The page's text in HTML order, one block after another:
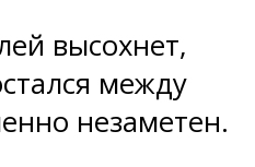
высохнет,
между
незаметен.